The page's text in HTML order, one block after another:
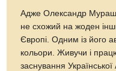
Адже Олександр
не схожий на жоден
Європі. Одним із його
кольори. Живучи і
заснування